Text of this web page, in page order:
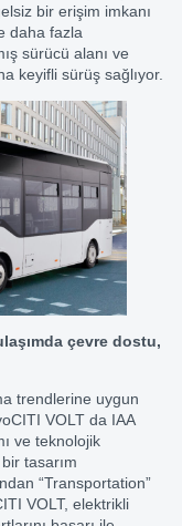
bir erişim imkanı
daha fazla
sürücü alanı ve
keyifli sürüş sağlıyor.
çevre dostu,
trendlerine uygun
VOLT da IAA
ve teknolojik
tasarım
“Transportation”
VOLT, elektrikli